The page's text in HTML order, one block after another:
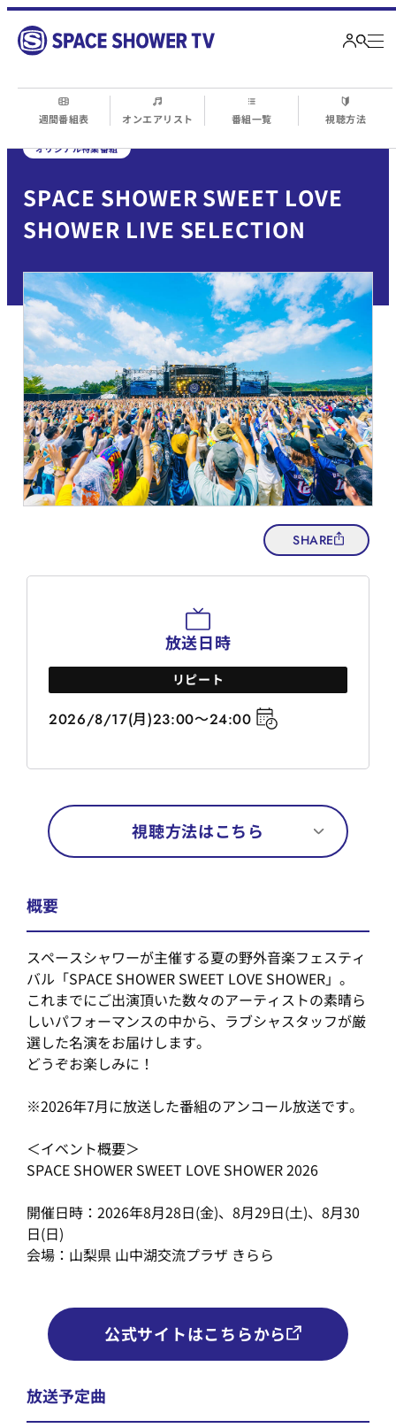
週間番組表 オンエアリスト 番組一覧 視聴方法
オリジナル特集番組
SPACE SHOWER SWEET LOVE
SHOWER LIVE SELECTION
SHARE
放送日時
リピート
2026/8/17(月)23:00～24:00
視聴方法はこちら
概要
スペースシャワーが主催する夏の野外音楽フェスティ
バル「SPACE SHOWER SWEET LOVE SHOWER」。
これまでにご出演頂いた数々のアーティストの素晴ら
しいパフォーマンスの中から、ラブシャスタッフが厳
選した名演をお届けします。
どうぞお楽しみに！
※2026年7月に放送した番組のアンコール放送です。
＜イベント概要＞
SPACE SHOWER SWEET LOVE SHOWER 2026
開催日時：2026年8月28日(金)、8月29日(土)、8月30
日(日)
会場：山梨県 山中湖交流プラザ きらら
公式サイトはこちらから
放送予定曲